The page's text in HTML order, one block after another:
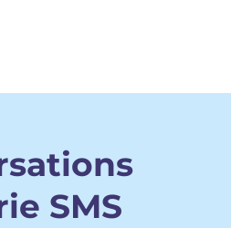
SMS